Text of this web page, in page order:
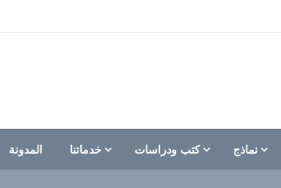
نماذج كتب ودراسات خدماتنا المدونة